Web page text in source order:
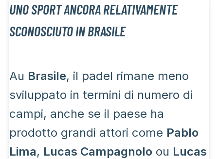
UNO SPORT ANCORA RELATIVAMENTE
SCONOSCIUTO IN BRASILE
Au Brasile, il padel rimane meno
sviluppato in termini di numero di
campi, anche se il paese ha
prodotto grandi attori come Pablo
Lima, Lucas Campagnolo ou Lucas